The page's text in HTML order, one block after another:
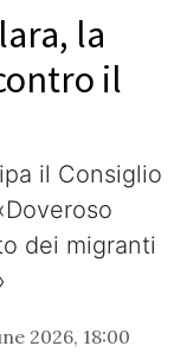
la
il
il Consiglio
dei migranti
2026, 18:00